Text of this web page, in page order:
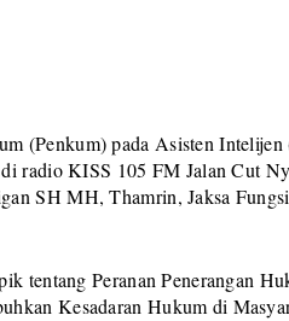
(Penkum) pada Asisten
radio KISS 105 FM Jalan Cut
SH MH, Thamrin, Jaksa
tentang Peranan Penerangan
Kesadaran Hukum di